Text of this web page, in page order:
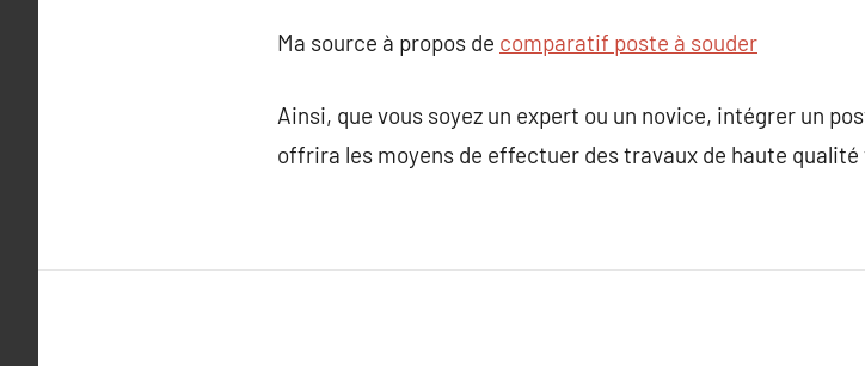
Ma source à propos de comparatif poste à souder
Ainsi, que vous soyez un expert ou un novice, intégrer un
offrira les moyens de effectuer des travaux de haute